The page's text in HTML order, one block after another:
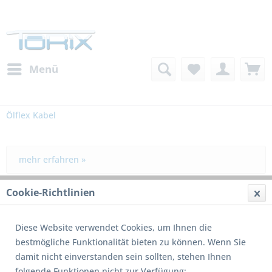
Menü
Ölflex Kabel
mehr erfahren »
Filtern
Cookie-Richtlinien
Diese Website verwendet Cookies, um Ihnen die
bestmögliche Funktionalität bieten zu können. Wenn Sie
damit nicht einverstanden sein sollten, stehen Ihnen